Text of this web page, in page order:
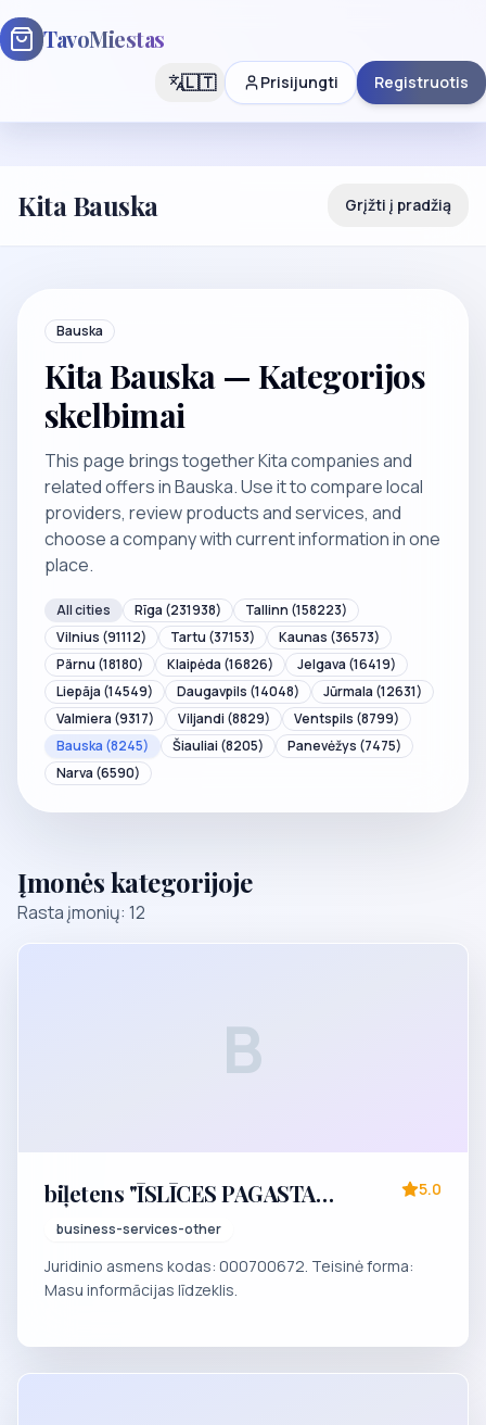
TavoMiestas
🇱🇹 Prisijungti Registruotis
Kita Bauska Grįžti į pradžią
Bauska
Kita Bauska — Kategorijos
skelbimai
This page brings together Kita companies and
related offers in Bauska. Use it to compare local
providers, review products and services, and
choose a company with current information in one
place.
All cities Rīga (231938) Tallinn (158223)
Vilnius (91112) Tartu (37153) Kaunas (36573)
Pärnu (18180) Klaipėda (16826) Jelgava (16419)
Liepāja (14549) Daugavpils (14048) Jūrmala (12631)
Valmiera (9317) Viljandi (8829) Ventspils (8799)
Bauska (8245) Šiauliai (8205) Panevėžys (7475)
Narva (6590)
Įmonės kategorijoje
Rasta įmonių: 12
B
biļetens "ĪSLĪCES PAGASTA
VĒSTNESIS"
business-services-other
5.0
Juridinio asmens kodas: 000700672. Teisinė forma:
Masu informācijas līdzeklis.